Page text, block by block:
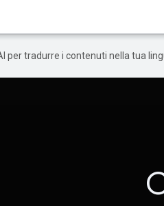
per tradurre i contenuti nella tua